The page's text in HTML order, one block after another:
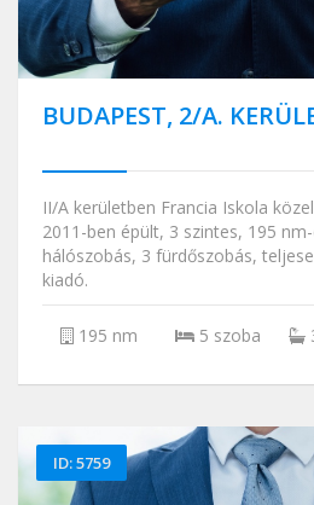
BUDAPEST, 2/A.
II/A kerületben Francia Iskola
2011-ben épült, 3 szintes, 195
hálószobás, 3 fürdőszobás,
kiadó.
195 nm 5 szoba
ID: 5759